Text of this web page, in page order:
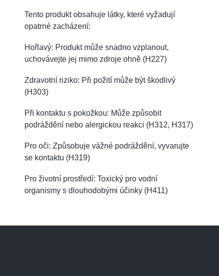
Tento produkt obsahuje látky, které vyžadují
opatrné zacházení:
Hořlavý: Produkt může snadno vzplanout,
uchovávejte jej mimo zdroje ohně (H227)
Zdravotní riziko: Při požití může být škodlivý
(H303)
Při kontaktu s pokožkou: Může způsobit
podráždění nebo alergickou reakci (H312, H317)
Pro oči: Způsobuje vážné podráždění, vyvarujte
se kontaktu (H319)
Pro životní prostředí: Toxický pro vodní
organismy s dlouhodobými účinky (H411)